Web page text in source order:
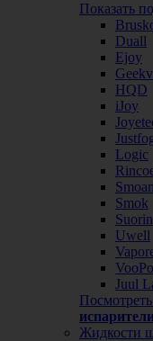
Показать
Duall
Ejoy
HQD
iJoy
Logic
Smok
Suorin
Uwell
Juul
Жидкости